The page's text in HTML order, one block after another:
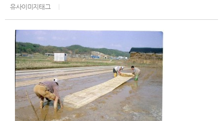
유사이미지태그